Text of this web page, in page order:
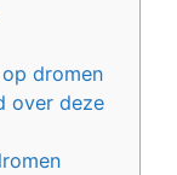
dromen
over deze